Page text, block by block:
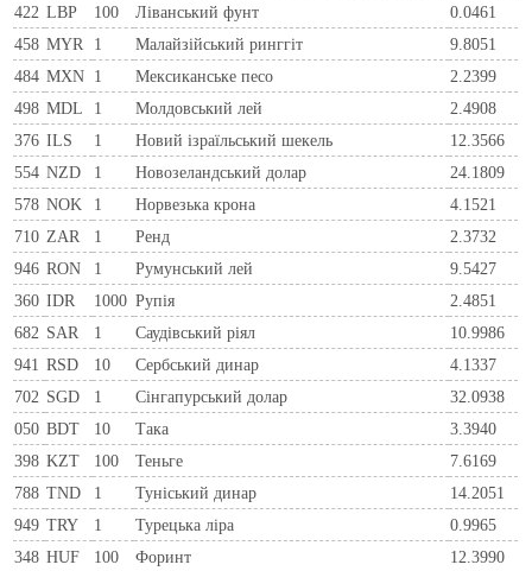
422 LBP 100 Ліванський фунт
0.0461
458 MYR 1 Малайзійський ринггіт
9.8051
484 MXN 1 Мексиканське песо
2.2399
498 MDL 1 Молдовський лей
2.4908
376 ILS 1 Новий ізраїльський шекель
12.3566
554 NZD 1 Новозеландський долар
24.1809
578 NOK 1 Норвезька крона
4.1521
710 ZAR 1 Ренд
2.3732
946 RON 1 Румунський лей
9.5427
360 IDR 1000 Рупія
2.4851
682 SAR 1 Саудівський ріял
10.9986
941 RSD 10 Сербський динар
4.1337
702 SGD 1 Сінгапурський долар
32.0938
050 BDT 10 Така
3.3940
398 KZT 100 Теньге
7.6169
788 TND 1 Туніський динар
14.2051
949 TRY 1 Турецька ліра
0.9965
348 HUF 100 Форинт 12.3990